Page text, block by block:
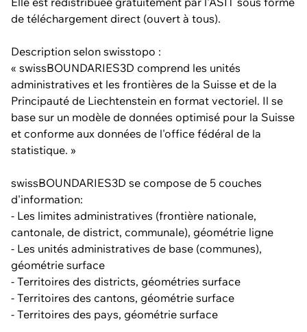
de téléchargement direct (ouvert à tous).
Description selon swisstopo :
« swissBOUNDARIES3D comprend les unités
administratives et les frontières de la Suisse et de la
Principauté de Liechtenstein en format vectoriel. Il se
base sur un modèle de données optimisé pour la Suisse
et conforme aux données de l'office fédéral de la
statistique. »
swissBOUNDARIES3D se compose de 5 couches
d'information:
- Les limites administratives (frontière nationale,
cantonale, de district, communale), géométrie ligne
- Les unités administratives de base (communes),
géométrie surface
- Territoires des districts, géométries surface
- Territoires des cantons, géométrie surface
- Territoires des pays, géométrie surface